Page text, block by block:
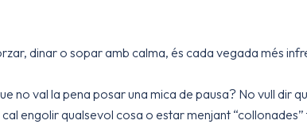
dinar o sopar amb calma, és cada vegada més
no val la pena posar una mica de pausa? No vull dir
engolir qualsevol cosa o estar menjant “collonades”